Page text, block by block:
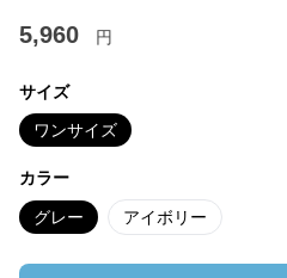
5,960 円
サイズ
ワンサイズ
カラー
グレー アイボリー